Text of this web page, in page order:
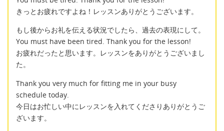
きっとお疲れですよね！レッスンありがとうございます。
もし後からお礼を伝える状況でしたら、過去の表現にして。
You must have been tired. Thank you for the lesson!
お疲れだったと思います。レッスンをありがとうございまし
た。
Thank you very much for fitting me in your busy
schedule today.
今日はお忙しい中にレッスンを入れてくださりありがとうご
ざいます。